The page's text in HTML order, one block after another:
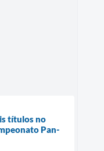
títulos no
Pan-